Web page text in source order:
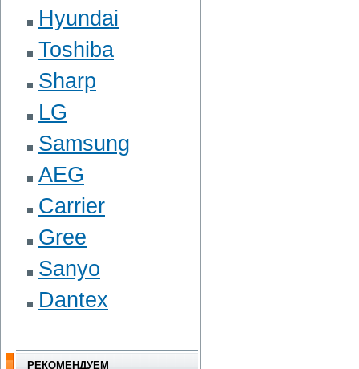
Hyundai
Toshiba
Sharp
LG
Samsung
AEG
Carrier
Gree
Sanyo
Dantex
РЕКОМЕНДУЕМ